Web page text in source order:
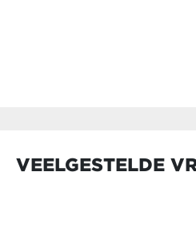
VEELGESTELDE